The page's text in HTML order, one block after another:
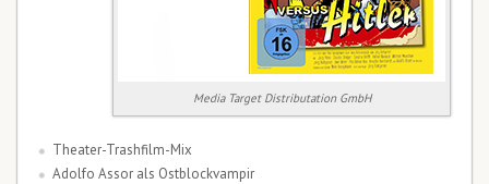
Media Target Distributation GmbH
Theater-Trashfilm-Mix
Adolfo Assor als Ostblockvampir